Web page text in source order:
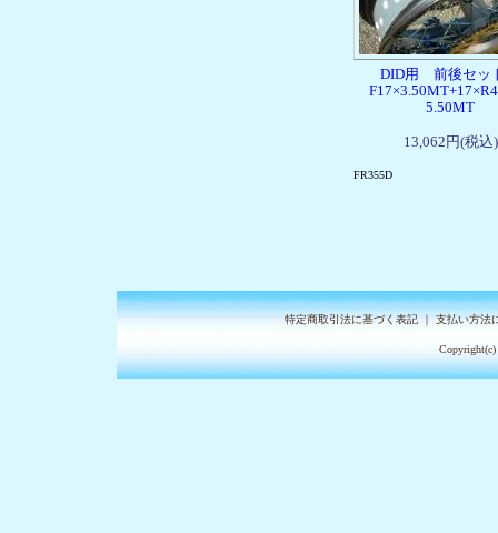
DID用 前後セ
5.50MT
13,062円(税込)
FR355D
特定商取引法に基づく表記｜支払い方法